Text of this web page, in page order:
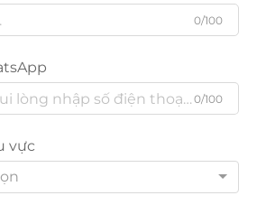
0/100
0/100
vực